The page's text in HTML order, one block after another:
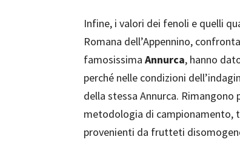
Infine, i valori dei fenoli e quelli
Romana dell’Appennino,
famosissima Annurca, hanno
perché nelle condizioni
della stessa Annurca. Rimangono
metodologia di campionamento,
provenienti da frutteti